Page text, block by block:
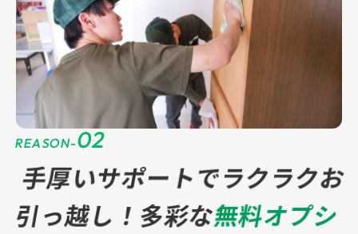
REASON-02
手厚いサポートでラクラクお
引っ越し！多彩な無料オプシ